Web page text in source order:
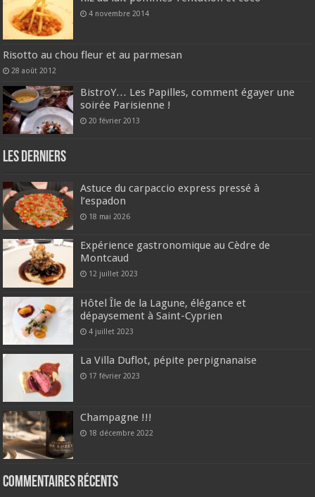
4 novembre 2014
Risotto au chou fleur et au parmesan
28 août 2012
BistroY… Les Papilles, comment égayer une
soirée Parisienne !
20 février 2013
Les derniers
Astuce du carpaccio express pressé à
l’espadon
18 mai 2026
Expérience gastronomique au Cèdre de
Montcaud
12 juillet 2023
Hôtel Île de la Lagune, élégance et
dépaysement à Saint-Cyprien
4 juillet 2023
La Villa Duflot, pépite perpignanaise
17 février 2023
Champagne !!!
18 décembre 2022
Commentaires récents